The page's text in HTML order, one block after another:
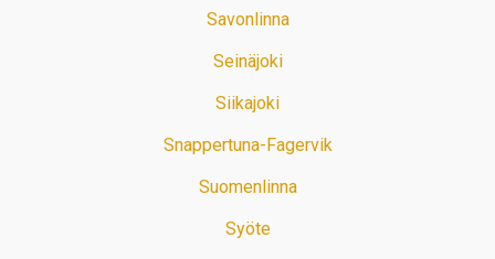
Savonlinna
Seinäjoki
Siikajoki
Snappertuna-Fagervik
Suomenlinna
Syöte